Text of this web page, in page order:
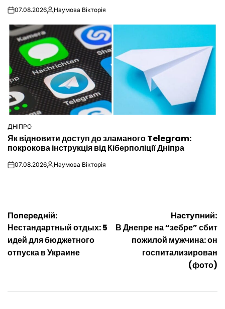
on07.08.2026Опубліковано
Наумова Вікторія
ОПУБЛІКУВАТИ
У
ДНІПРО
Як відновити доступ до зламаного Telegram:
покрокова інструкція від Кіберполіції Дніпра
on07.08.2026Опубліковано
Наумова Вікторія
Навігація
записів
Попередній:
Нестандартный отдых: 5
идей для бюджетного
отпуска в Украине
Наступний:
В Днепре на “зебре” сбит
пожилой мужчина: он
госпитализирован
(фото)